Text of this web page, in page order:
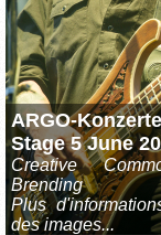
ARGO-
Stage 5 June
Creative
Brending
Plus
des images...